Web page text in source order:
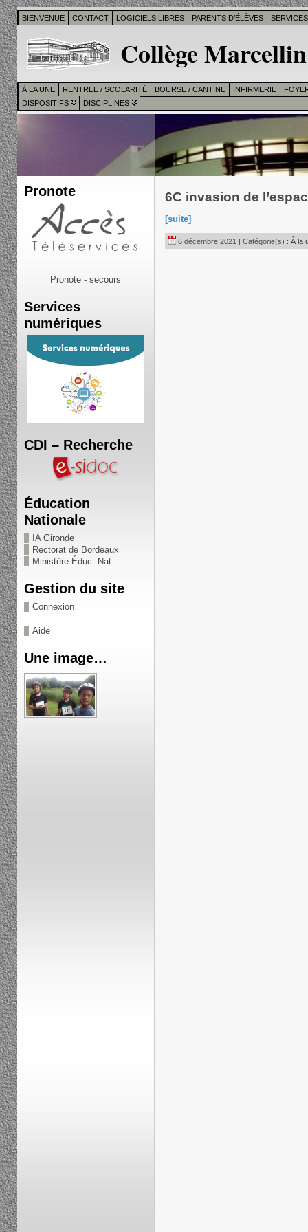
BIENVENUE CONTACT LOGICIELS LIBRES PARENTS D’ÉLÈVES
Collège
À LA UNE RENTRÉE / SCOLARITÉ BOURSE / CANTINE INFIRMERIE
DISPOSITIFS
DISCIPLINES
Pronote
Pronote - secours
Services
numériques
CDI – Recherche
Éducation
Nationale
IA Gironde
Rectorat de Bordeaux
Ministère Éduc. Nat.
Gestion du site
Connexion
Aide
Une image…
6C invasion de
[suite]
6 décembre 2021 | Catégorie(s) : À la